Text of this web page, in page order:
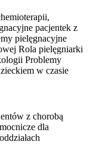
pacjentek z
pielęgnacyjne
Rola pielęgniarki
Problemy
w czasie
z chorobą
dla